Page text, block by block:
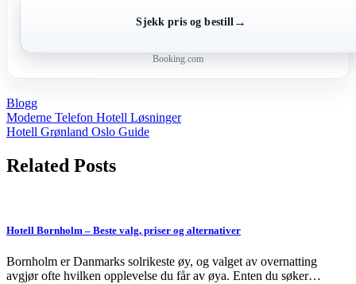
Sjekk pris og bestill →
Booking.com
Blogg
Post
navigation
Moderne Telefon Hotell Løsninger
Hotell Grønland Oslo Guide
Related Posts
Hotell Bornholm – Beste valg, priser og alternativer
Bornholm er Danmarks solrikeste øy, og valget av overnatting
avgjør ofte hvilken opplevelse du får av øya. Enten du søker…